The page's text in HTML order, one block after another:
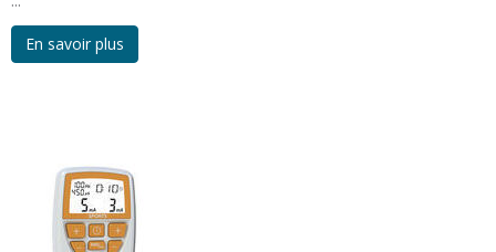
En savoir plus